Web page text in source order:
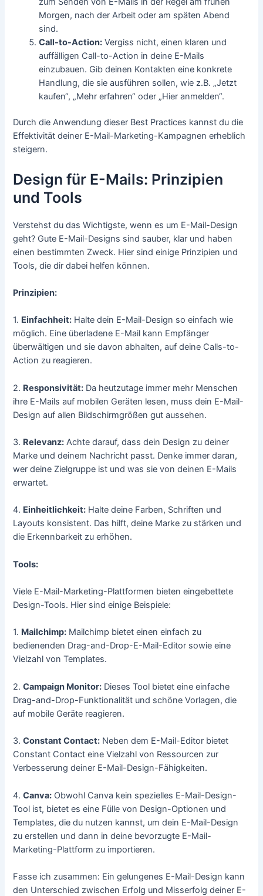
Morgen, nach der Arbeit oder am späten Abend
sind.
Call-to-Action: Vergiss nicht, einen klaren und
auffälligen Call-to-Action in deine E-Mails
einzubauen. Gib deinen Kontakten eine konkrete
Handlung, die sie ausführen sollen, wie z.B. „Jetzt
kaufen“, „Mehr erfahren“ oder „Hier anmelden“.
Durch die Anwendung dieser Best Practices kannst du die
Effektivität deiner E-Mail-Marketing-Kampagnen erheblich
steigern.
Design für E-Mails: Prinzipien
und Tools
Verstehst du das Wichtigste, wenn es um E-Mail-Design
geht? Gute E-Mail-Designs sind sauber, klar und haben
einen bestimmten Zweck. Hier sind einige Prinzipien und
Tools, die dir dabei helfen können.
Prinzipien:
1. Einfachheit: Halte dein E-Mail-Design so einfach wie
möglich. Eine überladene E-Mail kann Empfänger
überwältigen und sie davon abhalten, auf deine Calls-to-
Action zu reagieren.
2. Responsivität: Da heutzutage immer mehr Menschen
ihre E-Mails auf mobilen Geräten lesen, muss dein E-Mail-
Design auf allen Bildschirmgrößen gut aussehen.
3. Relevanz: Achte darauf, dass dein Design zu deiner
Marke und deinem Nachricht passt. Denke immer daran,
wer deine Zielgruppe ist und was sie von deinen E-Mails
erwartet.
4. Einheitlichkeit: Halte deine Farben, Schriften und
Layouts konsistent. Das hilft, deine Marke zu stärken und
die Erkennbarkeit zu erhöhen.
Tools:
Viele E-Mail-Marketing-Plattformen bieten eingebettete
Design-Tools. Hier sind einige Beispiele:
1. Mailchimp: Mailchimp bietet einen einfach zu
bedienenden Drag-and-Drop-E-Mail-Editor sowie eine
Vielzahl von Templates.
2.Campaign Monitor: Dieses Tool bietet eine einfache
Drag-and-Drop-Funktionalität und schöne Vorlagen, die
auf mobile Geräte reagieren.
3.Constant Contact: Neben dem E-Mail-Editor bietet
Constant Contact eine Vielzahl von Ressourcen zur
Verbesserung deiner E-Mail-Design-Fähigkeiten.
4.Canva: Obwohl Canva kein spezielles E-Mail-Design-
Tool ist, bietet es eine Fülle von Design-Optionen und
Templates, die du nutzen kannst, um dein E-Mail-Design
zu erstellen und dann in deine bevorzugte E-Mail-
Marketing-Plattform zu importieren.
Fasse ich zusammen: Ein gelungenes E-Mail-Design kann
den Unterschied zwischen Erfolg und Misserfolg deiner E-